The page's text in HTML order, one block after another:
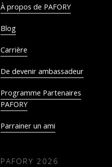
À propos de PAFORY
Blog
Carrière
De devenir ambassadeur
Programme Partenaires
PAFORY
Parrainer un ami
PAFORY 2026